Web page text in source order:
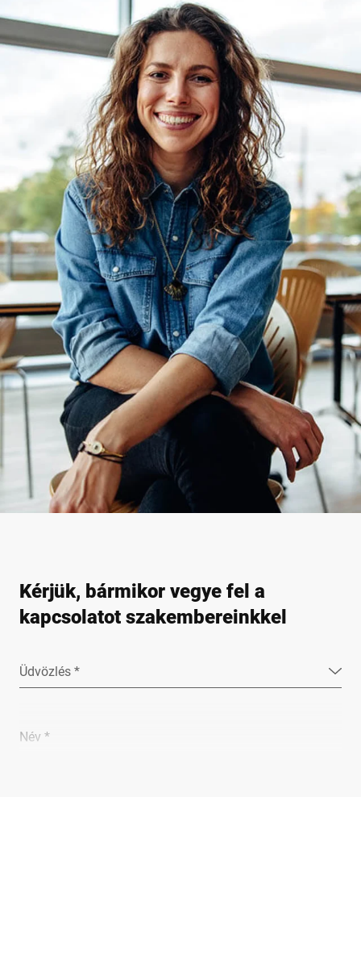
Kérjük, bármikor vegye fel a
kapcsolatot szakembereinkkel
Üdvözlés *
Név *